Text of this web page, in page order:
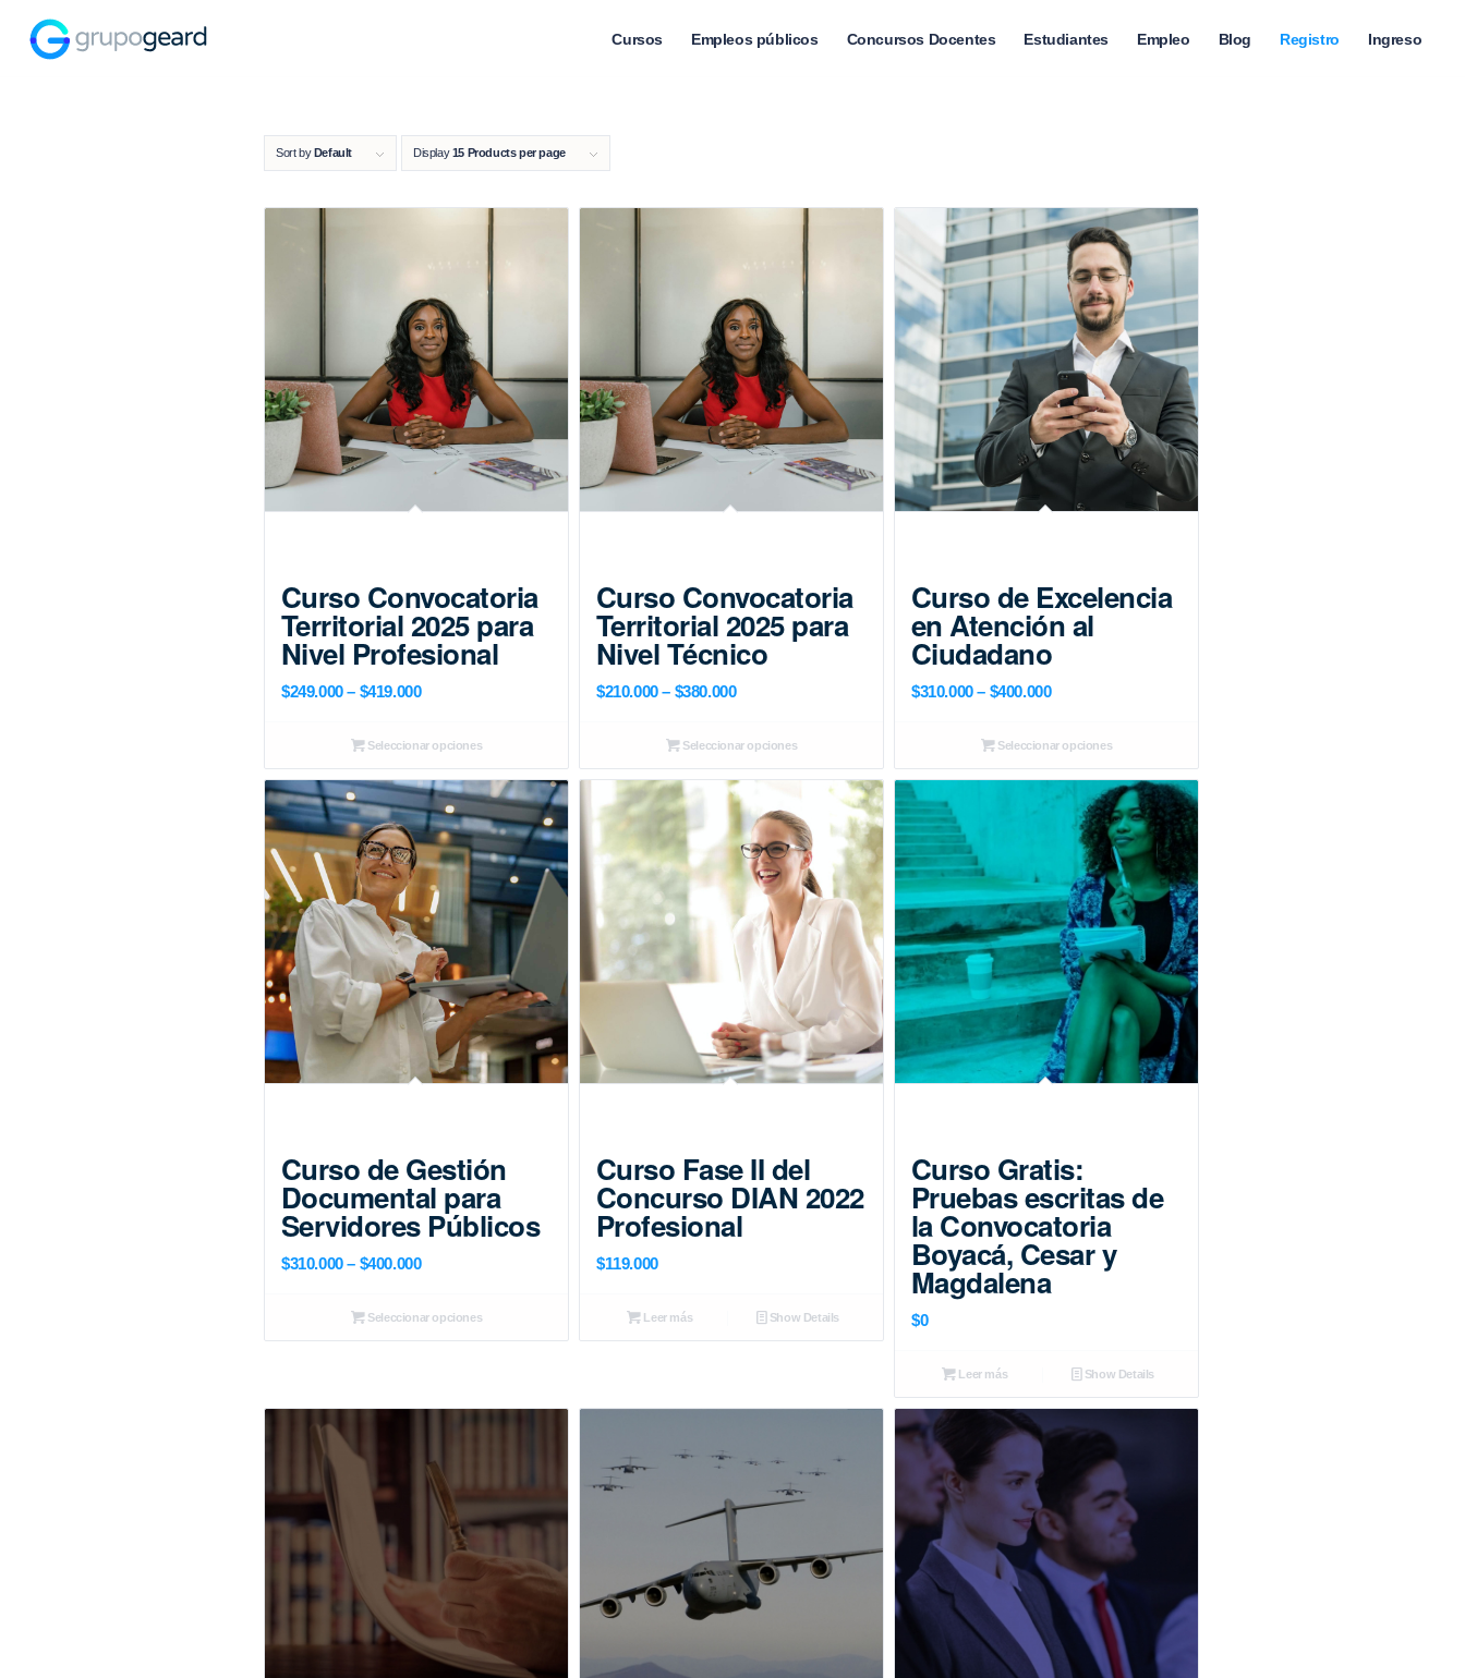
Cursos Empleos públicos Concursos Docentes Estudiantes Empleo Blog Registro Ingreso
Sort byDefault Display15 Products per page
Curso Convocatoria
Territorial 2025 para
Nivel Profesional
$249.000 – $419.000Price
$249.000
through
$419.000
Seleccionar opciones
Curso Convocatoria
Territorial 2025 para
Nivel Técnico
$210.000 – $380.000Price
$210.000
through
$380.000
Seleccionar opciones
Curso de Excelencia
en Atención al
Ciudadano
$310.000 – $400.000Price
$310.000
through
$400.000
Seleccionar opciones
Curso de Gestión
Documental para
Servidores Públicos
$310.000 – $400.000Price
$310.000
through
Seleccionar opciones
Curso Fase II del
Concurso DIAN 2022
Profesional
$119.000
Leer más Show Details
Curso Gratis:
Pruebas escritas de
la Convocatoria
Boyacá, Cesar y
Magdalena
$0
Leer más Show Details